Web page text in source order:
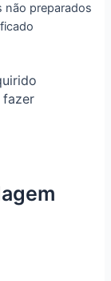
não preparados
fazer